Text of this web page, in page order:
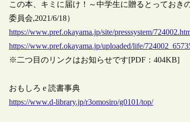
この本、キミに届け！～中学生に贈るとってお
委員会,2021/6/18）
https://www.pref.okayama.jp/site/presssystem/
https://www.pref.okayama.jp/uploaded/life/
※二つ目のリンクはお知らせです[PDF：404KB]
おもしろ e 読書事典
https://www.d-library.jp/r3omosiro/g0101/top/